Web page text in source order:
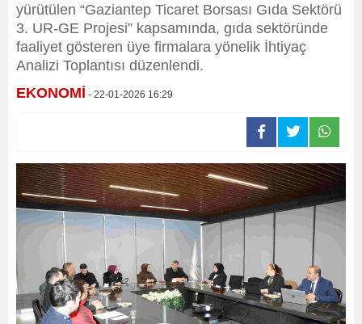
yürütülen “Gaziantep Ticaret Borsası Gıda Sektörü
3. UR-GE Projesi” kapsamında, gıda sektöründe
faaliyet gösteren üye firmalara yönelik İhtiyaç
Analizi Toplantısı düzenlendi.
EKONOMİ - 22-01-2026 16:29